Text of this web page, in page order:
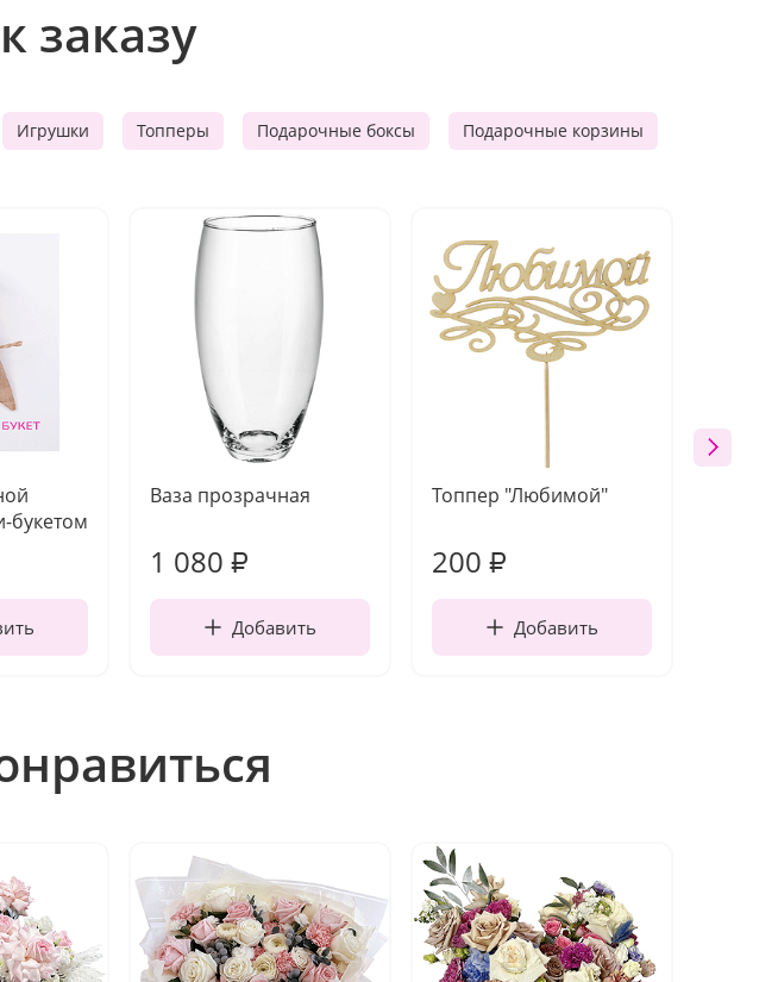
заказу
Игрушки Топперы Подарочные боксы Подарочные корзины
букетом
Ваза прозрачная
1 080 ₽
Добавить
Топпер "Любимой"
200 ₽
Добавить